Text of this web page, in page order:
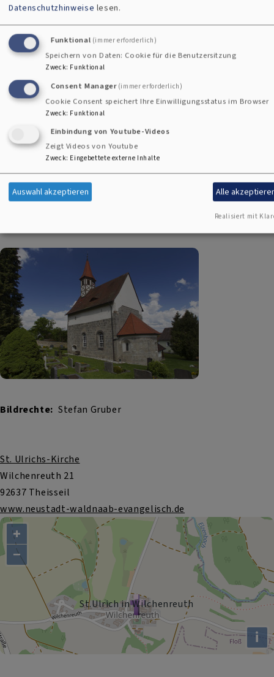
Lindenweg
+
−
Bildrechte Stefan Gruber
St. Ulrichs-Kirche
Wilchenreuth 21
92637 Theisseil
www.neustadt-waldnaab-evangelisch.de
St.Ulrich in Wilchenreuth
+
−
i
Datenschutzhinweise lesen.
Funktional (immer erforderlich)
Speichern von Daten: Cookie für die Benutzersitzung
Zweck: Funktional
Consent Manager (immer erforderlich)
Cookie Consent speichert Ihre Einwilligungsstatus im Browser
Zweck: Funktional
Einbindung von Youtube-Videos
Zeigt Videos von Youtube
Zweck: Eingebettete externe Inhalte
Auswahl akzeptieren Alle
Realisiert mit